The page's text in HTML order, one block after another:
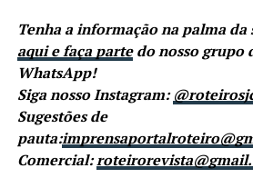
Tenha a informação na palma da
aqui e faça partedo nosso grupo
WhatsApp!
Siga nosso Instagram:
Sugestões de
pauta:
Comercial: